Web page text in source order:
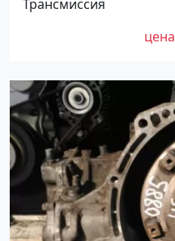
Трансмиссия
цена